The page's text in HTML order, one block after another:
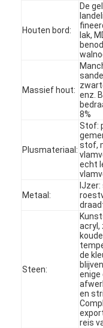
Producten
Houten bord:
De
lak,
Massief hout: enz.
8%
Plusmateriaal:
Stof:
stof,
echt
Metaal:
Steen:
acryl,
de
enige
en
reis